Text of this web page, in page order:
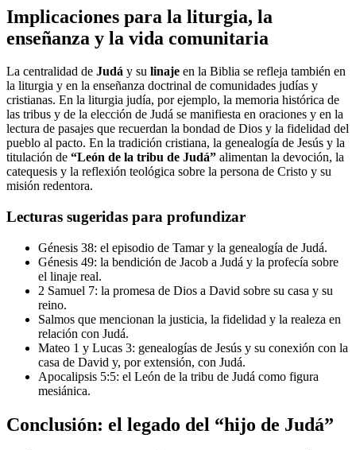
Implicaciones para la liturgia, la
enseñanza y la vida comunitaria
La centralidad de Judá y su linaje en la Biblia se refleja también en
la liturgia y en la enseñanza doctrinal de comunidades judías y
cristianas. En la liturgia judía, por ejemplo, la memoria histórica de
las tribus y de la elección de Judá se manifiesta en oraciones y en la
lectura de pasajes que recuerdan la bondad de Dios y la fidelidad del
pueblo al pacto. En la tradición cristiana, la genealogía de Jesús y la
titulación de “León de la tribu de Judá” alimentan la devoción, la
catequesis y la reflexión teológica sobre la persona de Cristo y su
misión redentora.
Lecturas sugeridas para profundizar
Génesis 38: el episodio de Tamar y la genealogía de Judá.
Génesis 49: la bendición de Jacob a Judá y la profecía sobre
el linaje real.
2 Samuel 7: la promesa de Dios a David sobre su casa y su
reino.
Salmos que mencionan la justicia, la fidelidad y la realeza en
relación con Judá.
Mateo 1 y Lucas 3: genealogías de Jesús y su conexión con la
casa de David y, por extensión, con Judá.
Apocalipsis 5:5: el León de la tribu de Judá como figura
mesiánica.
Conclusión: el legado del “hijo de Judá”